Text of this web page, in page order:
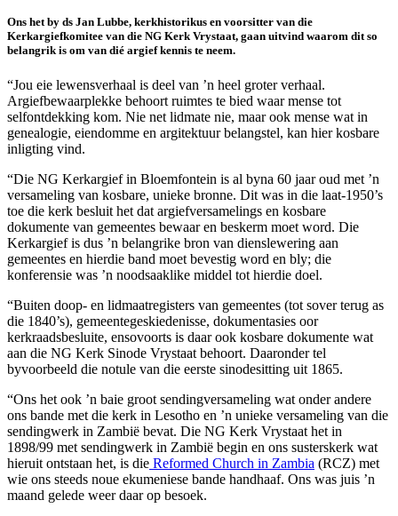
Ons het by ds Jan Lubbe, kerkhistorikus en voorsitter van die
Kerkargiefkomitee van die NG Kerk Vrystaat, gaan uitvind waarom dit so
belangrik is om van dié argief kennis te neem.
“Jou eie lewensverhaal is deel van ’n heel groter verhaal.
Argiefbewaarplekke behoort ruimtes te bied waar mense tot
selfontdekking kom. Nie net lidmate nie, maar ook mense wat in
genealogie, eiendomme en argitektuur belangstel, kan hier kosbare
inligting vind.
“Die NG Kerkargief in Bloemfontein is al byna 60 jaar oud met ’n
versameling van kosbare, unieke bronne. Dit was in die laat-1950’s
toe die kerk besluit het dat argiefversamelings en kosbare
dokumente van gemeentes bewaar en beskerm moet word. Die
Kerkargief is dus ’n belangrike bron van dienslewering aan
gemeentes en hierdie band moet bevestig word en bly; die
konferensie was ’n noodsaaklike middel tot hierdie doel.
“Buiten doop- en lidmaatregisters van gemeentes (tot sover terug as
die 1840’s), gemeentegeskiedenisse, dokumentasies oor
kerkraadsbesluite, ensovoorts is daar ook kosbare dokumente wat
aan die NG Kerk Sinode Vrystaat behoort. Daaronder tel
byvoorbeeld die notule van die eerste sinodesitting uit 1865.
“Ons het ook ’n baie groot sendingversameling wat onder andere
ons bande met die kerk in Lesotho en ’n unieke versameling van die
sendingwerk in Zambië bevat. Die NG Kerk Vrystaat het in
1898/99 met sendingwerk in Zambië begin en ons susterskerk wat
hieruit ontstaan het, is die Reformed Church in Zambia (RCZ) met
wie ons steeds noue ekumeniese bande handhaaf. Ons was juis ’n
maand gelede weer daar op besoek.